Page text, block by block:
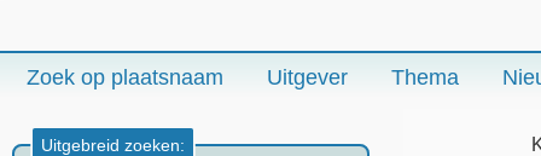
Zoek op plaatsnaam Uitgever Thema
Uitgebreid zoeken: